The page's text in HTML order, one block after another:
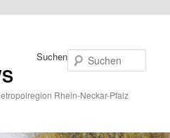
Rhein-Neckar-Pfalz
Suchen